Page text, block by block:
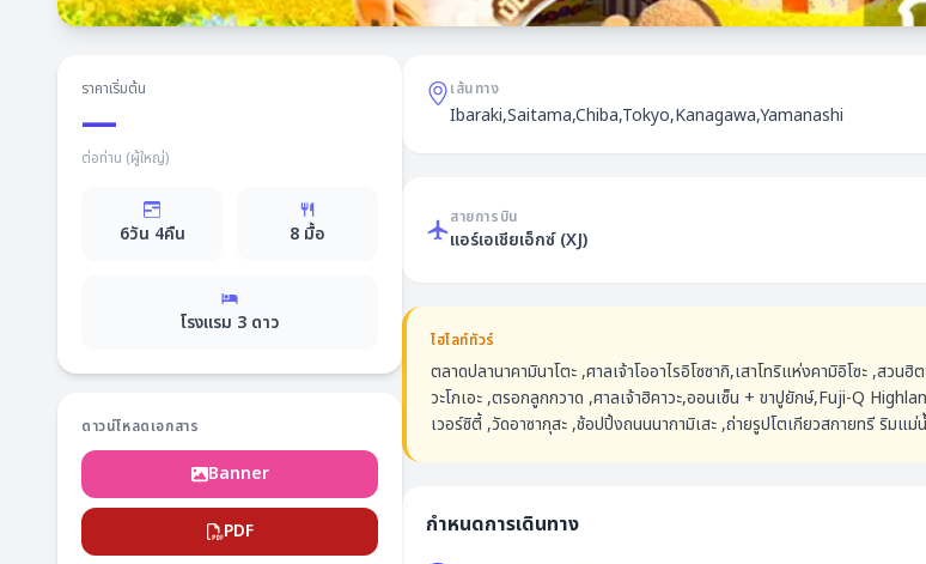
ราคาเริ่มต้น
—
ต่อท่าน (ผู้ใหญ่)
6วัน 4คืน 8 มื้อ
โรงแรม 3 ดาว
ดาวน์โหลดเอกสาร
Banner
PDF
เส้นทาง
Ibaraki,Saitama,Chiba,Tokyo,Kanagawa,Yamanashi
สายการบิน
แอร์เอเชียเอ็กซ์(XJ)
ไฮไลท์ทัวร์
ตลาดปลานาคามินาโตะ ,ศาลเจ้าโออาไรอิโซซากิ,เสาโทริแห่งคามิอิโซะ ,สว
วะโกเอะ ,ตรอกลูกกวาด ,ศาลเจ้าฮิคาวะ,ออนเซ็น + ขาปูยักษ์,Fuji-Q
เวอร์ซิตี้ ,วัดอาซากุสะ ,ช้อปปิ้งถนนนากามิเสะ ,ถ่ายรูปโตเกียวสกายทรี ริม
กำหนดการเดินทาง